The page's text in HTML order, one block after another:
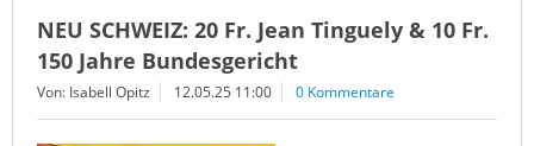
NEU SCHWEIZ: 20 Fr. Jean Tinguely & 10 Fr.
150 Jahre Bundesgericht
Von: Isabell Opitz 12.05.25 11:00 0 Kommentare